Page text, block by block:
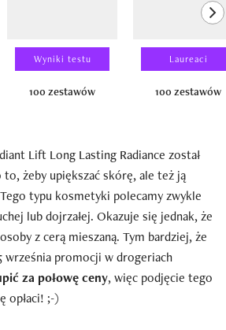
Wyniki testu
100 zestawów
Laureaci
100 zestawów
Lift Long Lasting Radiance został
żeby upiększać skórę, ale też ją
typu kosmetyki polecamy zwykle
lub dojrzałej. Okazuje się jednak, że
z cerą mieszaną. Tym bardziej, że
września promocji w drogeriach
za połowę ceny, więc podjęcie tego
opłaci! ;-)